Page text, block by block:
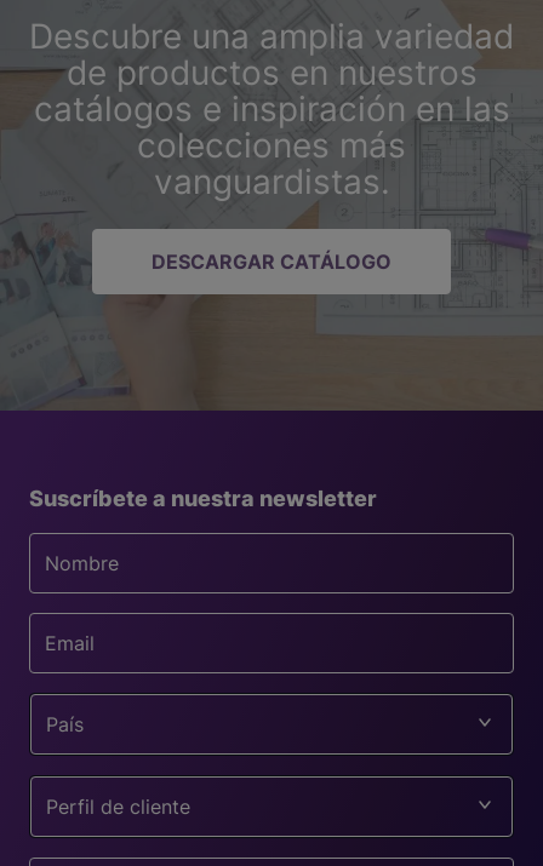
Descubre una amplia variedad
de productos en nuestros
catálogos e inspiración en las
colecciones más
vanguardistas.
DESCARGAR CATÁLOGO
Suscríbete a nuestra newsletter
País
Perfil de cliente